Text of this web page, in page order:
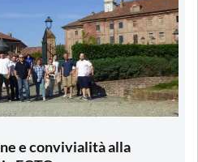
e convivialità alla